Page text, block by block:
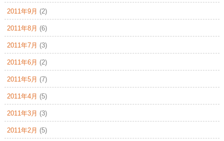
2011年9月 (2)
2011年8月 (6)
2011年7月 (3)
2011年6月 (2)
2011年5月 (7)
2011年4月 (5)
2011年3月 (3)
2011年2月 (5)